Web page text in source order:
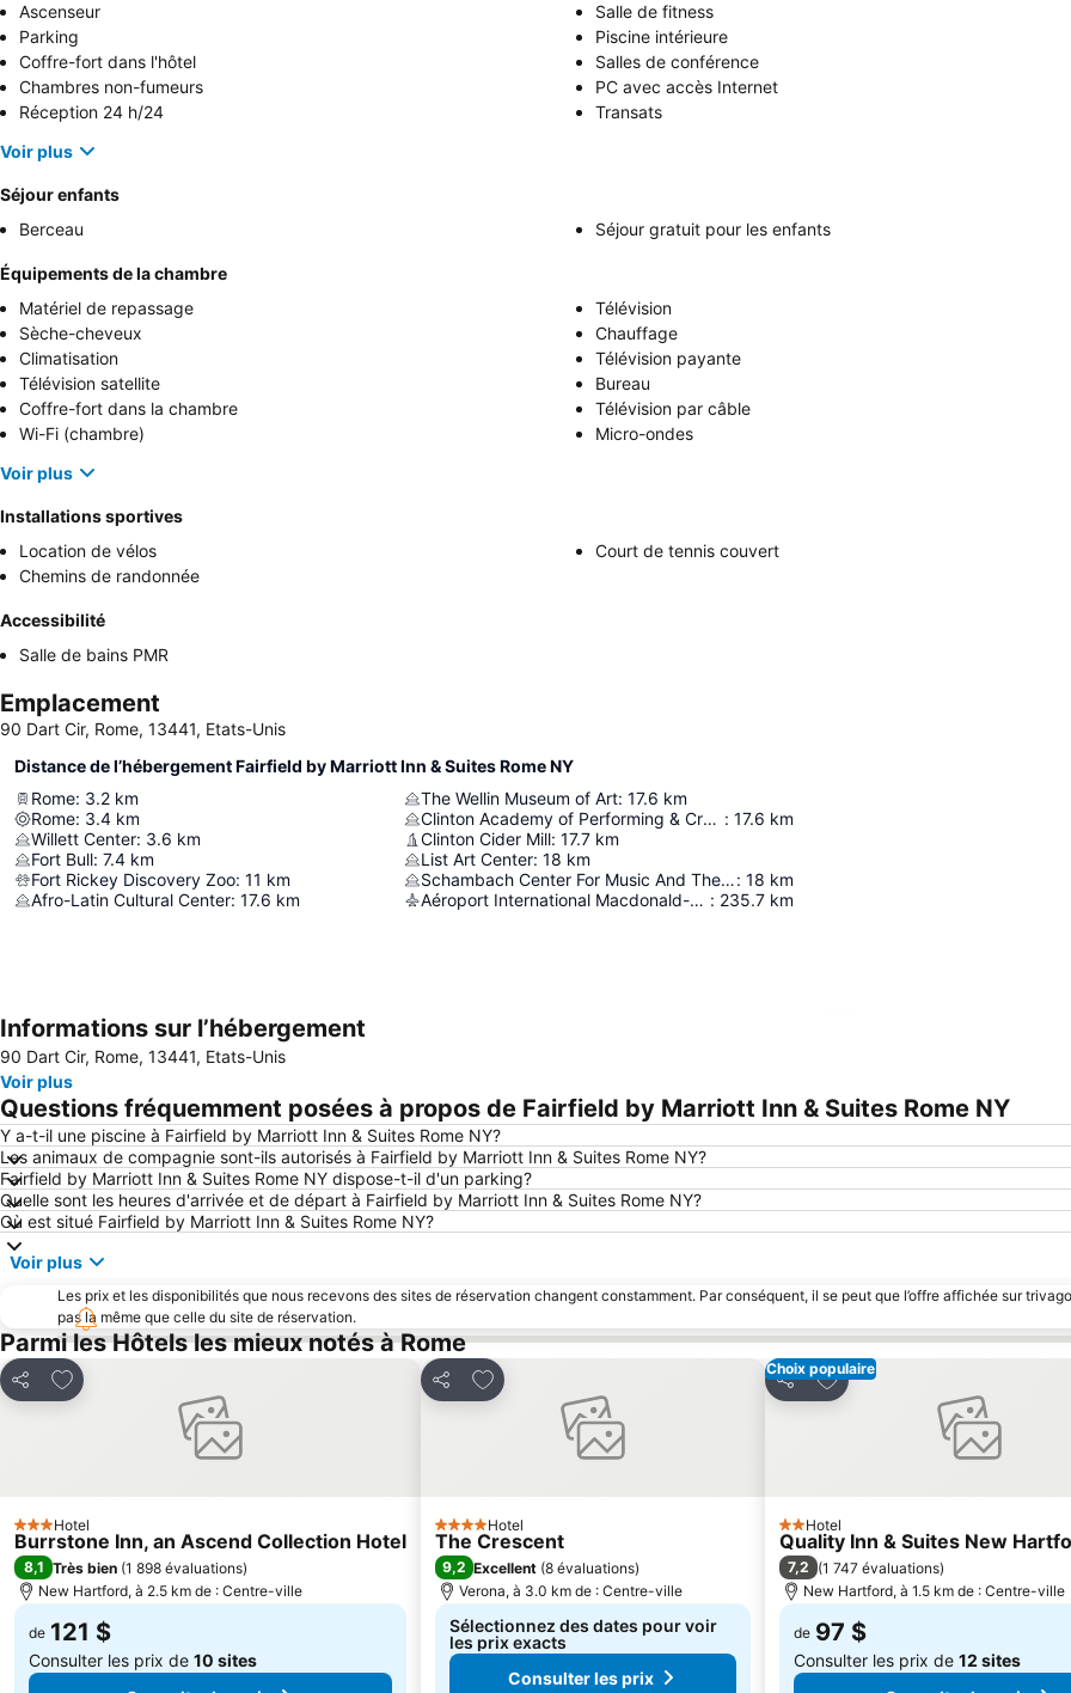
Ascenseur
Salle de fitness
Parking
Piscine intérieure
Coffre-fort dans l'hôtel
Salles de conférence
Chambres non-fumeurs
PC avec accès Internet
Réception 24 h/24
Transats
Voir plus
Séjour enfants
Berceau
Séjour gratuit pour les enfants
Équipements de la chambre
Matériel de repassage
Télévision
Sèche-cheveux
Chauffage
Climatisation
Télévision payante
Télévision satellite
Bureau
Coffre-fort dans la chambre
Télévision par câble
Wi-Fi (chambre)
Micro-ondes
Voir plus
Installations sportives
Location de vélos
Court de tennis couvert
Chemins de randonnée
Accessibilité
Salle de bains PMR
Emplacement
90 Dart Cir, Rome, 13441, Etats-Unis
Distance de l’hébergement Fairfield by Marriott Inn & Suites Rome NY
Rome: 3.2 km
Rome: 3.4 km
Willett Center: 3.6 km
Fort Bull: 7.4 km
Fort Rickey Discovery Zoo: 11 km
Afro-Latin Cultural Center: 17.6 km
The Wellin Museum of Art: 17.6 km
Clinton Academy of Performing & Creative Arts : 17.6 km
Clinton Cider Mill: 17.7 km
List Art Center: 18 km
Schambach Center For Music And The Performing Arts: 18 km
Aéroport International Macdonald-Cartier : 235.7 km
Informations sur l’hébergement
90 Dart Cir, Rome, 13441, Etats-Unis
Voir plus
Questions fréquemment posées à propos de Fairfield by Marriott Inn & Suites Rome NY
Y a-t-il une piscine à Fairfield by Marriott Inn & Suites Rome NY?
Les animaux de compagnie sont-ils autorisés à Fairfield by Marriott Inn & Suites Rome NY?
Fairfield by Marriott Inn & Suites Rome NY dispose-t-il d'un parking?
Quelle sont les heures d'arrivée et de départ à Fairfield by Marriott Inn & Suites Rome NY?
Où est situé Fairfield by Marriott Inn & Suites Rome NY?
Voir plus
Les prix et les disponibilités que nous recevons des sites de réservation changent constamment. Par conséquent, il se peut que l’offre affichée sur
pas la même que celle du site de réservation.
Parmi les Hôtels les mieux notés à Rome
Partager
Ajouter à mes favoris
3 Étoiles
Hotel
Burrstone Inn, an Ascend Collection Hotel
8,1 Très bien (1 898 évaluations)
New Hartford, à 2.5 km de : Centre-ville
de 121 $
Consulter les prix de 10 sites
Partager
Ajouter à mes favoris
4 ÉtoilesHotel
The Crescent
9,2 Excellent (8 évaluations)
Verona, à 3.0 km de : Centre-ville
Sélectionnez des dates pour voir
les prix exacts
Consulter les prix
Choix populaire
Partager
Ajouter à mes favoris
2 Étoiles
Hotel
Quality Inn & Suites New
7,2 (1 747 évaluations)
New Hartford, à 1.5 km de : Centre-ville
de 97 $
Consulter les prix de 12 sites